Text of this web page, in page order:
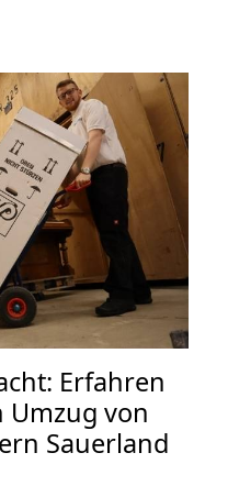
Erfahren
Umzug von
Sauerland